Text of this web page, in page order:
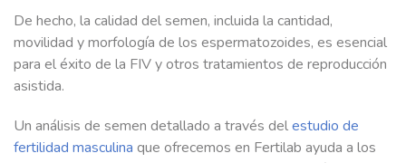
De hecho, la calidad del semen, incluida la cantidad,
movilidad y morfología de los espermatozoides, es esencial
para el éxito de la FIV y otros tratamientos de reproducción
asistida.
Un análisis de semen detallado a través delestudio de
fertilidad masculina que ofrecemos en Fertilab ayuda a los